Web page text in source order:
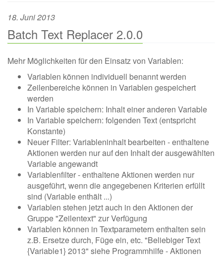
18. Juni 2013
Batch Text Replacer 2.0.0
Mehr Möglichkeiten für den Einsatz von Variablen:
Variablen können individuell benannt werden
Zeilenbereiche können in Variablen gespeichert
werden
In Variable speichern: Inhalt einer anderen Variable
In Variable speichern: folgenden Text (entspricht
Konstante)
Neuer Filter: Variableninhalt bearbeiten - enthaltene
Aktionen werden nur auf den Inhalt der ausgewählten
Variable angewandt
Variablenfilter - enthaltene Aktionen werden nur
ausgeführt, wenn die angegebenen Kriterien erfüllt
sind (Variable enthält ...)
Variablen stehen jetzt auch in den Aktionen der
Gruppe "Zeilentext" zur Verfügung
Variablen können in Textparametern enthalten sein
z.B. Ersetze durch, Füge ein, etc. "Beliebiger Text
{Variable1} 2013" siehe Programmhilfe - Aktionen